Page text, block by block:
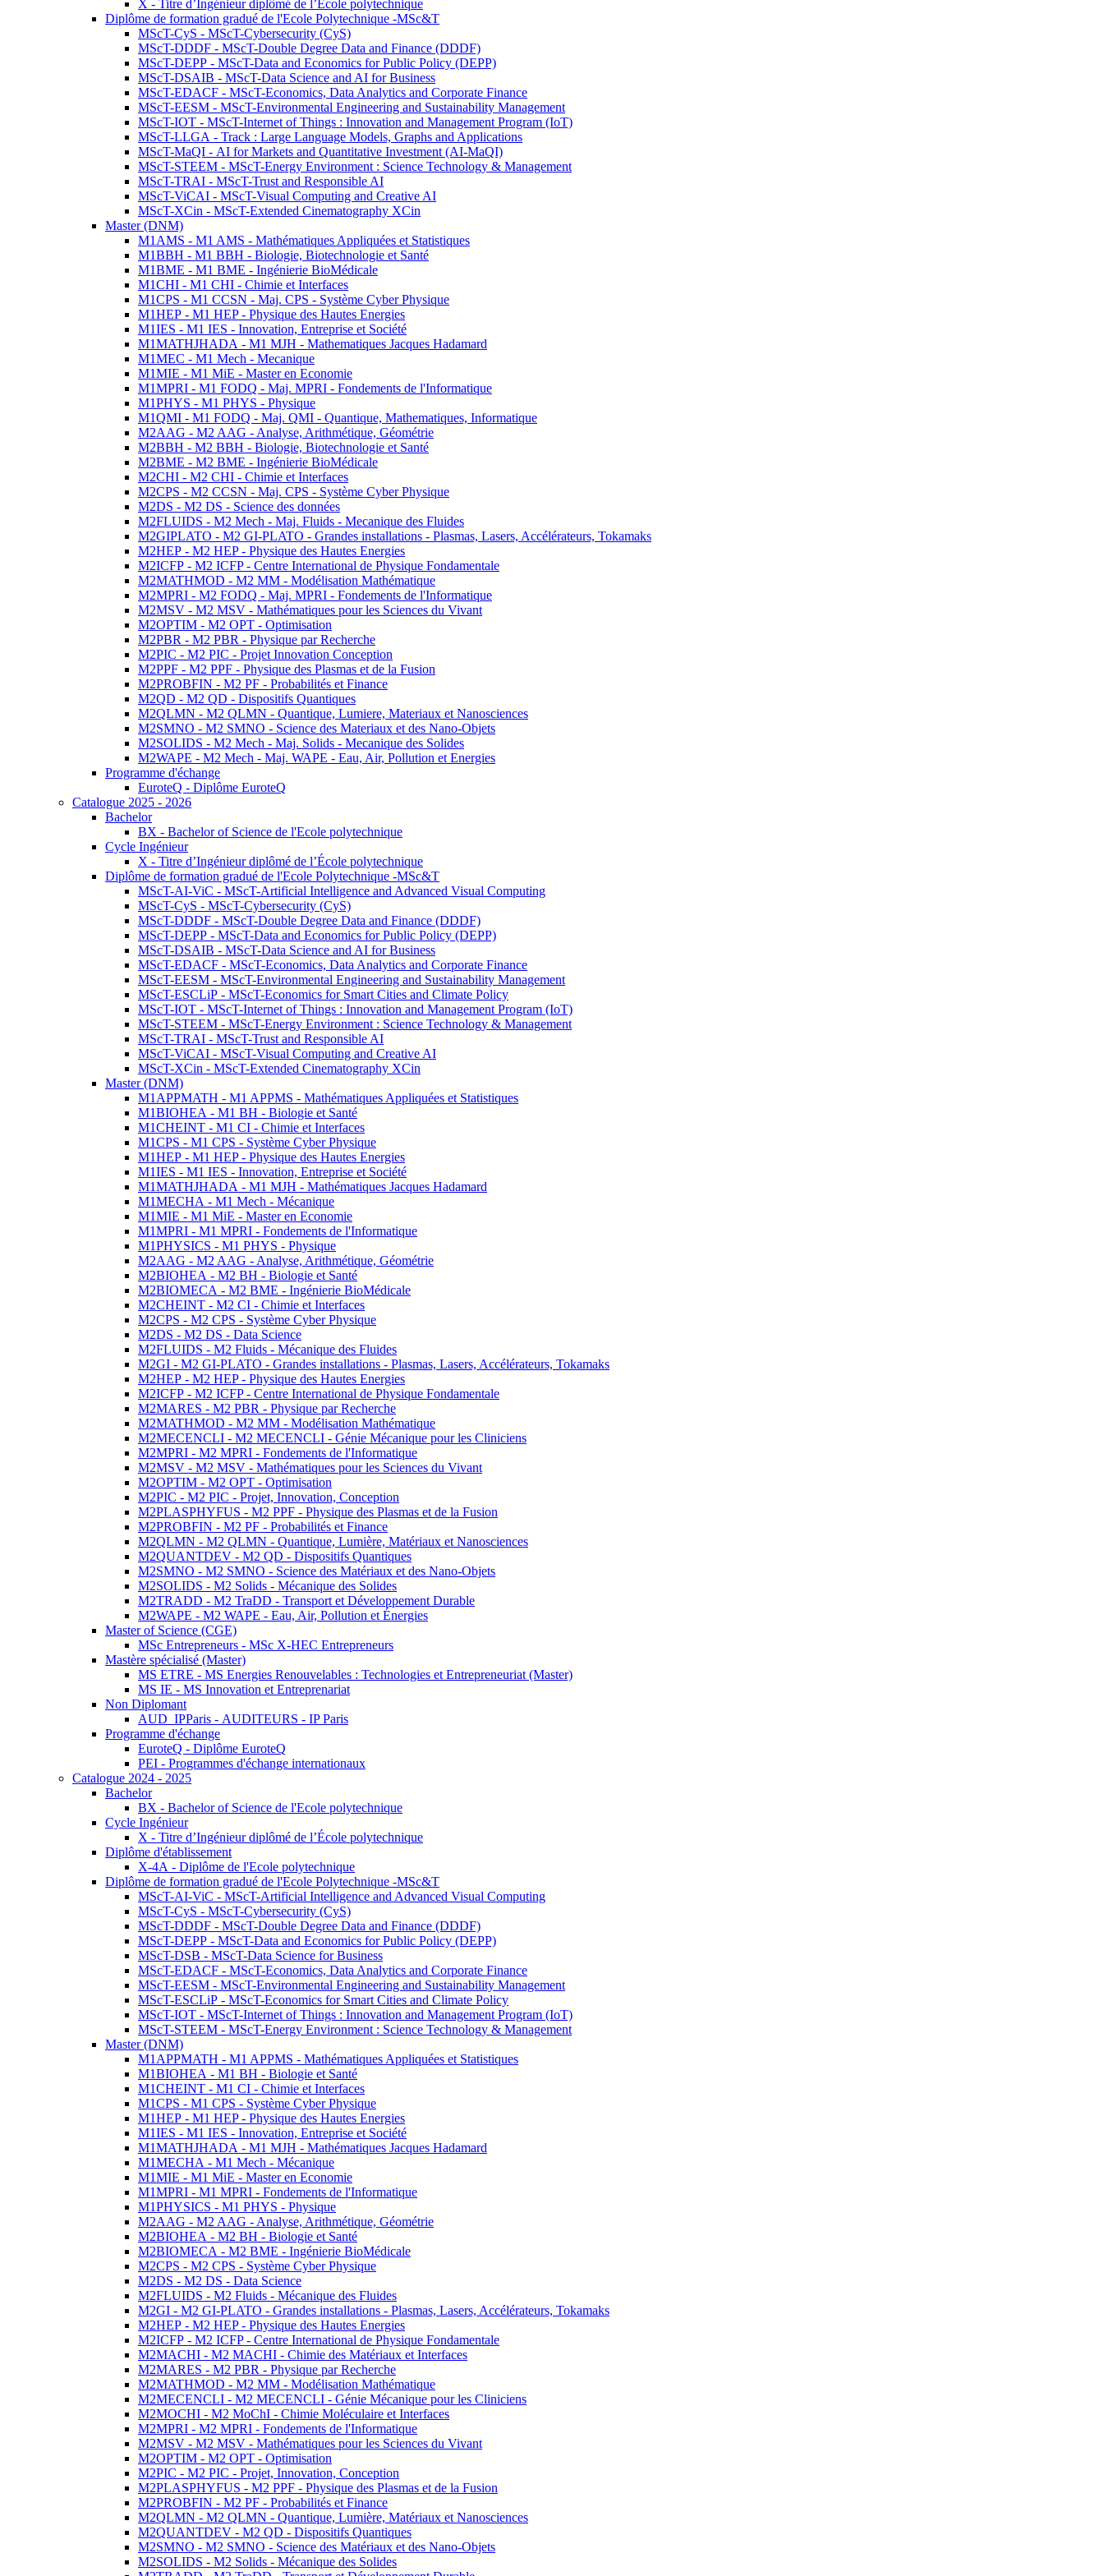
X - Titre d’Ingénieur diplômé de l’École polytechnique
Diplôme de formation gradué de l'Ecole Polytechnique -MSc&T
MScT-CyS - MScT-Cybersecurity (CyS)
MScT-DDDF - MScT-Double Degree Data and Finance (DDDF)
MScT-DEPP - MScT-Data and Economics for Public Policy (DEPP)
MScT-DSAIB - MScT-Data Science and AI for Business
MScT-EDACF - MScT-Economics, Data Analytics and Corporate Finance
MScT-EESM - MScT-Environmental Engineering and Sustainability Management
MScT-IOT - MScT-Internet of Things : Innovation and Management Program (IoT)
MScT-LLGA - Track : Large Language Models, Graphs and Applications
MScT-MaQI - AI for Markets and Quantitative Investment (AI-MaQI)
MScT-STEEM - MScT-Energy Environment : Science Technology & Management
MScT-TRAI - MScT-Trust and Responsible AI
MScT-ViCAI - MScT-Visual Computing and Creative AI
MScT-XCin - MScT-Extended Cinematography XCin
Master (DNM)
M1AMS - M1 AMS - Mathématiques Appliquées et Statistiques
M1BBH - M1 BBH - Biologie, Biotechnologie et Santé
M1BME - M1 BME - Ingénierie BioMédicale
M1CHI - M1 CHI - Chimie et Interfaces
M1CPS - M1 CCSN - Maj. CPS - Système Cyber Physique
M1HEP - M1 HEP - Physique des Hautes Energies
M1IES - M1 IES - Innovation, Entreprise et Société
M1MATHJHADA - M1 MJH - Mathematiques Jacques Hadamard
M1MEC - M1 Mech - Mecanique
M1MIE - M1 MiE - Master en Economie
M1MPRI - M1 FODQ - Maj. MPRI - Fondements de l'Informatique
M1PHYS - M1 PHYS - Physique
M1QMI - M1 FODQ - Maj. QMI - Quantique, Mathematiques, Informatique
M2AAG - M2 AAG - Analyse, Arithmétique, Géométrie
M2BBH - M2 BBH - Biologie, Biotechnologie et Santé
M2BME - M2 BME - Ingénierie BioMédicale
M2CHI - M2 CHI - Chimie et Interfaces
M2CPS - M2 CCSN - Maj. CPS - Système Cyber Physique
M2DS - M2 DS - Science des données
M2FLUIDS - M2 Mech - Maj. Fluids - Mecanique des Fluides
M2GIPLATO - M2 GI-PLATO - Grandes installations - Plasmas, Lasers, Accélérateurs, Tokamaks
M2HEP - M2 HEP - Physique des Hautes Energies
M2ICFP - M2 ICFP - Centre International de Physique Fondamentale
M2MATHMOD - M2 MM - Modélisation Mathématique
M2MPRI - M2 FODQ - Maj. MPRI - Fondements de l'Informatique
M2MSV - M2 MSV - Mathématiques pour les Sciences du Vivant
M2OPTIM - M2 OPT - Optimisation
M2PBR - M2 PBR - Physique par Recherche
M2PIC - M2 PIC - Projet Innovation Conception
M2PPF - M2 PPF - Physique des Plasmas et de la Fusion
M2PROBFIN - M2 PF - Probabilités et Finance
M2QD - M2 QD - Dispositifs Quantiques
M2QLMN - M2 QLMN - Quantique, Lumiere, Materiaux et Nanosciences
M2SMNO - M2 SMNO - Science des Materiaux et des Nano-Objets
M2SOLIDS - M2 Mech - Maj. Solids - Mecanique des Solides
M2WAPE - M2 Mech - Maj. WAPE - Eau, Air, Pollution et Energies
Programme d'échange
EuroteQ - Diplôme EuroteQ
Catalogue 2025 - 2026
Bachelor
BX - Bachelor of Science de l'Ecole polytechnique
Cycle Ingénieur
X - Titre d’Ingénieur diplômé de l’École polytechnique
Diplôme de formation gradué de l'Ecole Polytechnique -MSc&T
MScT-AI-ViC - MScT-Artificial Intelligence and Advanced Visual Computing
MScT-CyS - MScT-Cybersecurity (CyS)
MScT-DDDF - MScT-Double Degree Data and Finance (DDDF)
MScT-DEPP - MScT-Data and Economics for Public Policy (DEPP)
MScT-DSAIB - MScT-Data Science and AI for Business
MScT-EDACF - MScT-Economics, Data Analytics and Corporate Finance
MScT-EESM - MScT-Environmental Engineering and Sustainability Management
MScT-ESCLiP - MScT-Economics for Smart Cities and Climate Policy
MScT-IOT - MScT-Internet of Things : Innovation and Management Program (IoT)
MScT-STEEM - MScT-Energy Environment : Science Technology & Management
MScT-TRAI - MScT-Trust and Responsible AI
MScT-ViCAI - MScT-Visual Computing and Creative AI
MScT-XCin - MScT-Extended Cinematography XCin
Master (DNM)
M1APPMATH - M1 APPMS - Mathématiques Appliquées et Statistiques
M1BIOHEA - M1 BH - Biologie et Santé
M1CHEINT - M1 CI - Chimie et Interfaces
M1CPS - M1 CPS - Système Cyber Physique
M1HEP - M1 HEP - Physique des Hautes Energies
M1IES - M1 IES - Innovation, Entreprise et Société
M1MATHJHADA - M1 MJH - Mathématiques Jacques Hadamard
M1MECHA - M1 Mech - Mécanique
M1MIE - M1 MiE - Master en Economie
M1MPRI - M1 MPRI - Fondements de l'Informatique
M1PHYSICS - M1 PHYS - Physique
M2AAG - M2 AAG - Analyse, Arithmétique, Géométrie
M2BIOHEA - M2 BH - Biologie et Santé
M2BIOMECA - M2 BME - Ingénierie BioMédicale
M2CHEINT - M2 CI - Chimie et Interfaces
M2CPS - M2 CPS - Système Cyber Physique
M2DS - M2 DS - Data Science
M2FLUIDS - M2 Fluids - Mécanique des Fluides
M2GI - M2 GI-PLATO - Grandes installations - Plasmas, Lasers, Accélérateurs, Tokamaks
M2HEP - M2 HEP - Physique des Hautes Energies
M2ICFP - M2 ICFP - Centre International de Physique Fondamentale
M2MARES - M2 PBR - Physique par Recherche
M2MATHMOD - M2 MM - Modélisation Mathématique
M2MECENCLI - M2 MECENCLI - Génie Mécanique pour les Cliniciens
M2MPRI - M2 MPRI - Fondements de l'Informatique
M2MSV - M2 MSV - Mathématiques pour les Sciences du Vivant
M2OPTIM - M2 OPT - Optimisation
M2PIC - M2 PIC - Projet, Innovation, Conception
M2PLASPHYFUS - M2 PPF - Physique des Plasmas et de la Fusion
M2PROBFIN - M2 PF - Probabilités et Finance
M2QLMN - M2 QLMN - Quantique, Lumière, Matériaux et Nanosciences
M2QUANTDEV - M2 QD - Dispositifs Quantiques
M2SMNO - M2 SMNO - Science des Matériaux et des Nano-Objets
M2SOLIDS - M2 Solids - Mécanique des Solides
M2TRADD - M2 TraDD - Transport et Développement Durable
M2WAPE - M2 WAPE - Eau, Air, Pollution et Énergies
Master of Science (CGE)
MSc Entrepreneurs - MSc X-HEC Entrepreneurs
Mastère spécialisé (Master)
MS ETRE - MS Energies Renouvelables : Technologies et Entrepreneuriat (Master)
MS IE - MS Innovation et Entreprenariat
Non Diplomant
AUD_IPParis - AUDITEURS - IP Paris
Programme d'échange
EuroteQ - Diplôme EuroteQ
PEI - Programmes d'échange internationaux
Catalogue 2024 - 2025
Bachelor
BX - Bachelor of Science de l'Ecole polytechnique
Cycle Ingénieur
X - Titre d’Ingénieur diplômé de l’École polytechnique
Diplôme d'établissement
X-4A - Diplôme de l'Ecole polytechnique
Diplôme de formation gradué de l'Ecole Polytechnique -MSc&T
MScT-AI-ViC - MScT-Artificial Intelligence and Advanced Visual Computing
MScT-CyS - MScT-Cybersecurity (CyS)
MScT-DDDF - MScT-Double Degree Data and Finance (DDDF)
MScT-DEPP - MScT-Data and Economics for Public Policy (DEPP)
MScT-DSB - MScT-Data Science for Business
MScT-EDACF - MScT-Economics, Data Analytics and Corporate Finance
MScT-EESM - MScT-Environmental Engineering and Sustainability Management
MScT-ESCLiP - MScT-Economics for Smart Cities and Climate Policy
MScT-IOT - MScT-Internet of Things : Innovation and Management Program (IoT)
MScT-STEEM - MScT-Energy Environment : Science Technology & Management
Master (DNM)
M1APPMATH - M1 APPMS - Mathématiques Appliquées et Statistiques
M1BIOHEA - M1 BH - Biologie et Santé
M1CHEINT - M1 CI - Chimie et Interfaces
M1CPS - M1 CPS - Système Cyber Physique
M1HEP - M1 HEP - Physique des Hautes Energies
M1IES - M1 IES - Innovation, Entreprise et Société
M1MATHJHADA - M1 MJH - Mathématiques Jacques Hadamard
M1MECHA - M1 Mech - Mécanique
M1MIE - M1 MiE - Master en Economie
M1MPRI - M1 MPRI - Fondements de l'Informatique
M1PHYSICS - M1 PHYS - Physique
M2AAG - M2 AAG - Analyse, Arithmétique, Géométrie
M2BIOHEA - M2 BH - Biologie et Santé
M2BIOMECA - M2 BME - Ingénierie BioMédicale
M2CPS - M2 CPS - Système Cyber Physique
M2DS - M2 DS - Data Science
M2FLUIDS - M2 Fluids - Mécanique des Fluides
M2GI - M2 GI-PLATO - Grandes installations - Plasmas, Lasers, Accélérateurs, Tokamaks
M2HEP - M2 HEP - Physique des Hautes Energies
M2ICFP - M2 ICFP - Centre International de Physique Fondamentale
M2MACHI - M2 MACHI - Chimie des Matériaux et Interfaces
M2MARES - M2 PBR - Physique par Recherche
M2MATHMOD - M2 MM - Modélisation Mathématique
M2MECENCLI - M2 MECENCLI - Génie Mécanique pour les Cliniciens
M2MOCHI - M2 MoChI - Chimie Moléculaire et Interfaces
M2MPRI - M2 MPRI - Fondements de l'Informatique
M2MSV - M2 MSV - Mathématiques pour les Sciences du Vivant
M2OPTIM - M2 OPT - Optimisation
M2PIC - M2 PIC - Projet, Innovation, Conception
M2PLASPHYFUS - M2 PPF - Physique des Plasmas et de la Fusion
M2PROBFIN - M2 PF - Probabilités et Finance
M2QLMN - M2 QLMN - Quantique, Lumière, Matériaux et Nanosciences
M2QUANTDEV - M2 QD - Dispositifs Quantiques
M2SMNO - M2 SMNO - Science des Matériaux et des Nano-Objets
M2SOLIDS - M2 Solids - Mécanique des Solides